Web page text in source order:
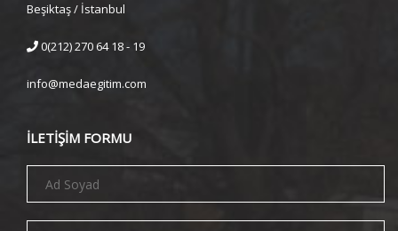
Beşiktaş / İstanbul
0(212) 270 64 18 - 19
info@medaegitim.com
İLETİŞİM FORMU